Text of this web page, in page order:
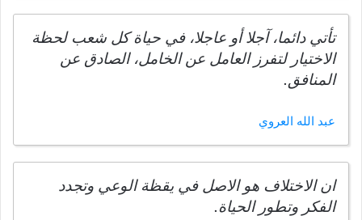
تأتي دائما، آجلا أو عاجلا، في حياة كل شعب لحظة
الاختيار لتفرز العامل عن الخامل، الصادق عن
المنافق.
عبد الله العروي
ان الاختلاف هو الاصل في يقظة الوعي وتجدد
الفكر وتطور الحياة.